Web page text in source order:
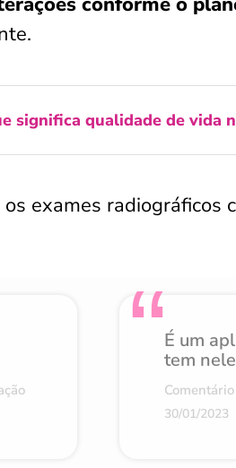
significa qualidade de vida
exames radiográficos
É um
tem
30/01/2023